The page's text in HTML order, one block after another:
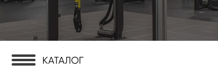
КАТАЛОГ